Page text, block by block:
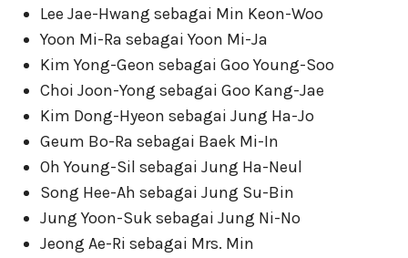
Lee Jae-Hwang sebagai Min Keon-Woo
Yoon Mi-Ra sebagai Yoon Mi-Ja
Kim Yong-Geon sebagai Goo Young-Soo
Choi Joon-Yong sebagai Goo Kang-Jae
Kim Dong-Hyeon sebagai Jung Ha-Jo
Geum Bo-Ra sebagai Baek Mi-In
Oh Young-Sil sebagai Jung Ha-Neul
Song Hee-Ah sebagai Jung Su-Bin
Jung Yoon-Suk sebagai Jung Ni-No
Jeong Ae-Ri sebagai Mrs. Min